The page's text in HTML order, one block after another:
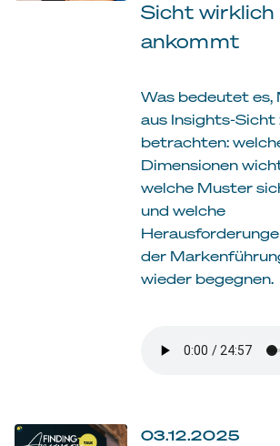
Sicht wirklich
ankommt
Was bedeutet es,
aus Insights-Sicht
betrachten:
Dimensionen
welche Muster
und welche
der
wieder begegnen.
03.12.2025